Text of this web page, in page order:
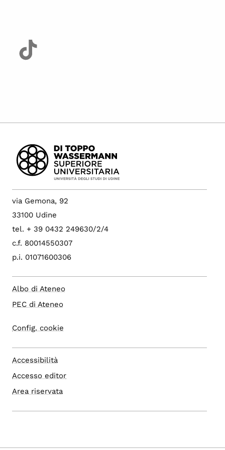
via Gemona, 92
33100 Udine
tel. + 39 0432 249630/2/4
c.f. 80014550307
p.i. 01071600306
Albo di Ateneo
PEC di Ateneo
Config. cookie
Accessibilità
Accesso editor
Area riservata